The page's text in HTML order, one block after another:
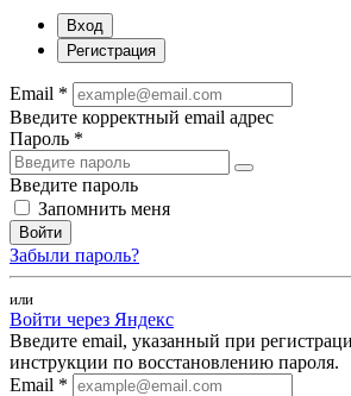
Вход
Регистрация
Email *
Введите корректный email адрес
Пароль *
Введите пароль
Запомнить меня
Войти
Забыли пароль?
или
Войти через Яндекс
Введите email, указанный при
инструкции по восстановлению пароля.
Email *